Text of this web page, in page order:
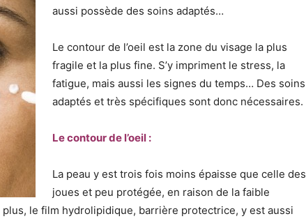
aussi possède des soins adaptés…
Le contour de l’oeil est la zone du visage la plus
fragile et la plus fine. S’y impriment le stress, la
fatigue, mais aussi les signes du temps… Des soins
adaptés et très spécifiques sont donc nécessaires.
Le contour de l’oeil :
La peau y est trois fois moins épaisse que celle des
joues et peu protégée, en raison de la faible
le film hydrolipidique, barrière protectrice, y est aussi